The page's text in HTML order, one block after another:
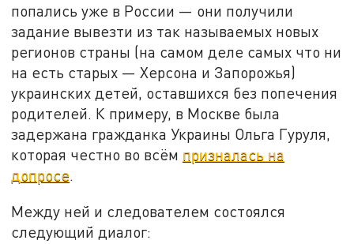
попались уже в России — они получили
задание вывезти из так называемых новых
регионов страны (на самом деле самых что ни
на есть старых — Херсона и Запорожья)
украинских детей, оставшихся без попечения
родителей. К примеру, в Москве была
задержана гражданка Украины Ольга Гуруля,
которая честно во всём призналась на
допросе.
Между ней и следователем состоялся
следующий диалог: